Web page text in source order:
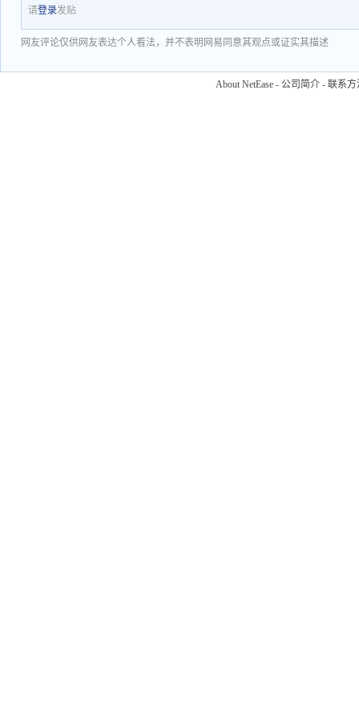
请登录发贴
网友评论仅供网友表达个人看法，并不表明网易同意其观点或证实其描述
About NetEase - 公司简介 - 联系方